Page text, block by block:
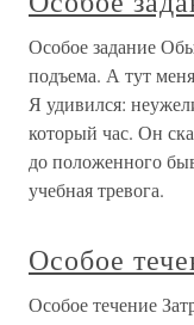
Особое задание
подъема. А тут
Я удивился:
который час. Он
до положенного
учебная тревога.
Особое
Особое течение